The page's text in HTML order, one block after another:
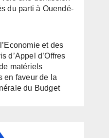
du parti à Ouendé-
et des
d’Appel d’Offres
matériels
en faveur de la
du Budget